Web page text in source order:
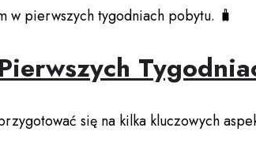
w pierwszych tygodniach pobytu. 🧳
się na kilka kluczowych